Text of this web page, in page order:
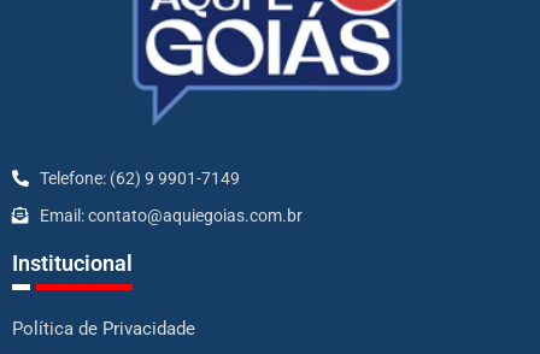
Telefone: (62) 9 9901-7149
Email: contato@aquiegoias.com.br
Institucional
Política de Privacidade